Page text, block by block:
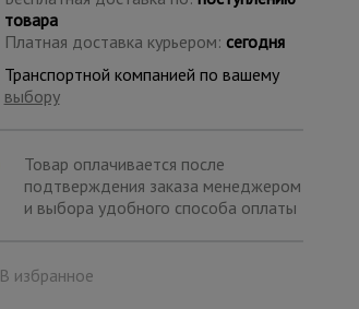
товара
Платная доставка курьером: сегодня
Транспортной компанией по вашему
выбору
Товар оплачивается после
подтверждения заказа менеджером
и выбора удобного способа оплаты
В избранное